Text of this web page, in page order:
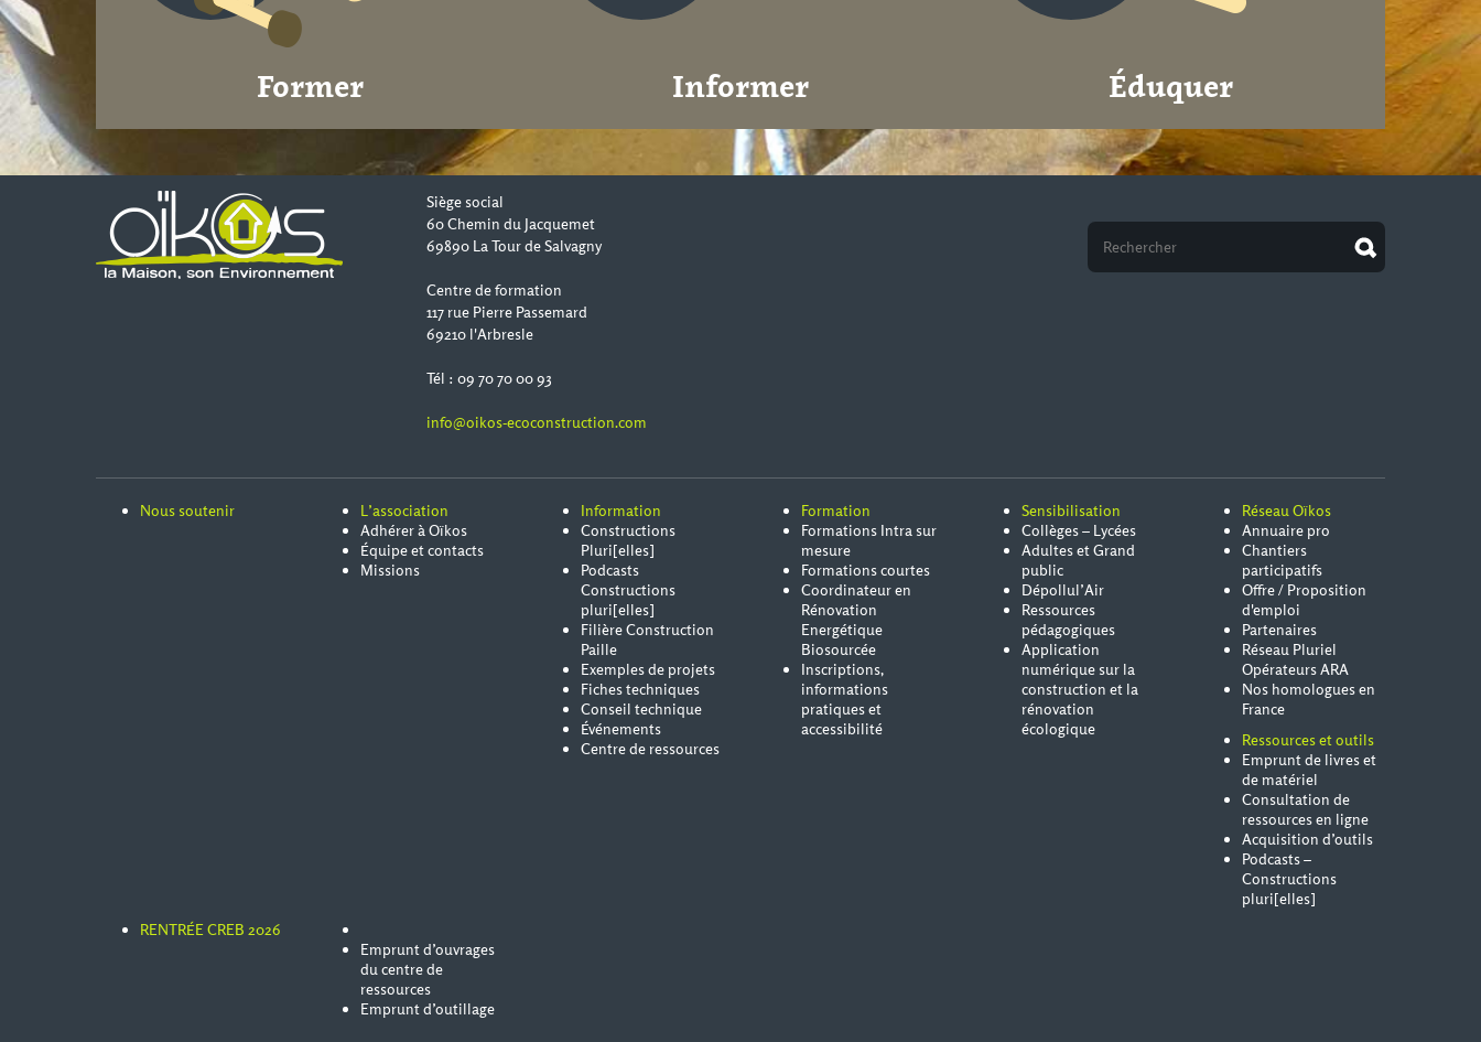
Former Informer Éduquer
Siège social
60 Chemin du Jacquemet
69890 La Tour de Salvagny
Centre de formation
117 rue Pierre Passemard
69210 l'Arbresle
Tél : 09 70 70 00 93
info@oikos-ecoconstruction.com
Nous soutenir
L’association
Adhérer à Oïkos
Équipe et contacts
Missions
Information
Constructions
Pluri[elles]
Podcasts
Constructions
pluri[elles]
Filière Construction
Paille
Exemples de projets
Fiches techniques
Conseil technique
Événements
Centre de ressources
Formation
Formations Intra sur
mesure
Formations courtes
Coordinateur en
Rénovation
Energétique
Biosourcée
Inscriptions,
informations
pratiques et
accessibilité
Sensibilisation
Collèges – Lycées
Adultes et Grand
public
Dépollul’Air
Ressources
pédagogiques
Application
numérique sur la
construction et la
rénovation
écologique
Réseau Oïkos
Annuaire pro
Chantiers
participatifs
Offre / Proposition
d'emploi
Partenaires
Réseau Pluriel
Opérateurs ARA
Nos homologues en
France
Ressources et outils
Emprunt de livres et
de matériel
Consultation de
ressources en ligne
Acquisition d’outils
Podcasts –
Constructions
pluri[elles]
RENTRÉE CREB 2026
Emprunt d’ouvrages
du centre de
ressources
Emprunt d’outillage